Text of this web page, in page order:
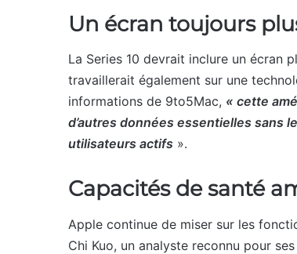
Un écran toujours
La Series 10 devrait inclure un écran
travaillerait également sur une
informations de 9to5Mac, « cette
d’autres données essentielles sans
utilisateurs actifs ».
Capacités de santé
Apple continue de miser sur les
Chi Kuo, un analyste reconnu pour